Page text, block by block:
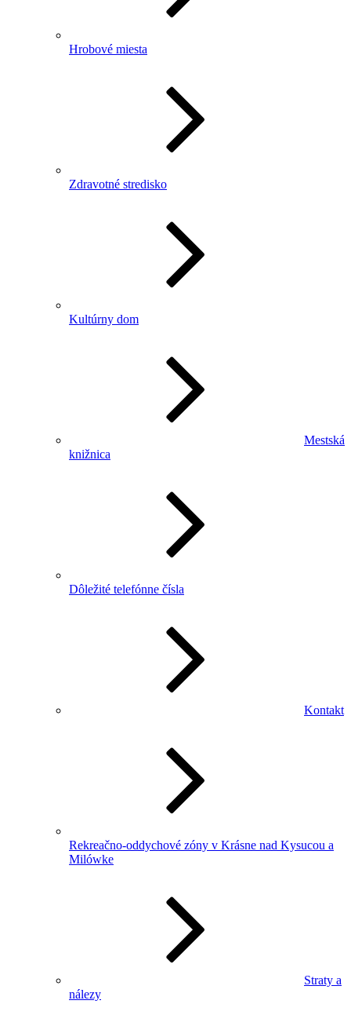
Hrobové miesta
Zdravotné stredisko
Kultúrny dom
Mestská
knižnica
Dôležité telefónne čísla
Kontakt
Rekreačno-oddychové zóny v Krásne nad Kysucou a
Milówke
Straty a
nálezy